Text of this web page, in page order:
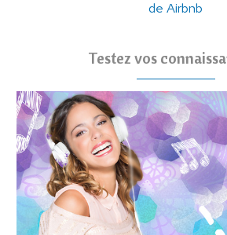
de Airbnb
Testez vos